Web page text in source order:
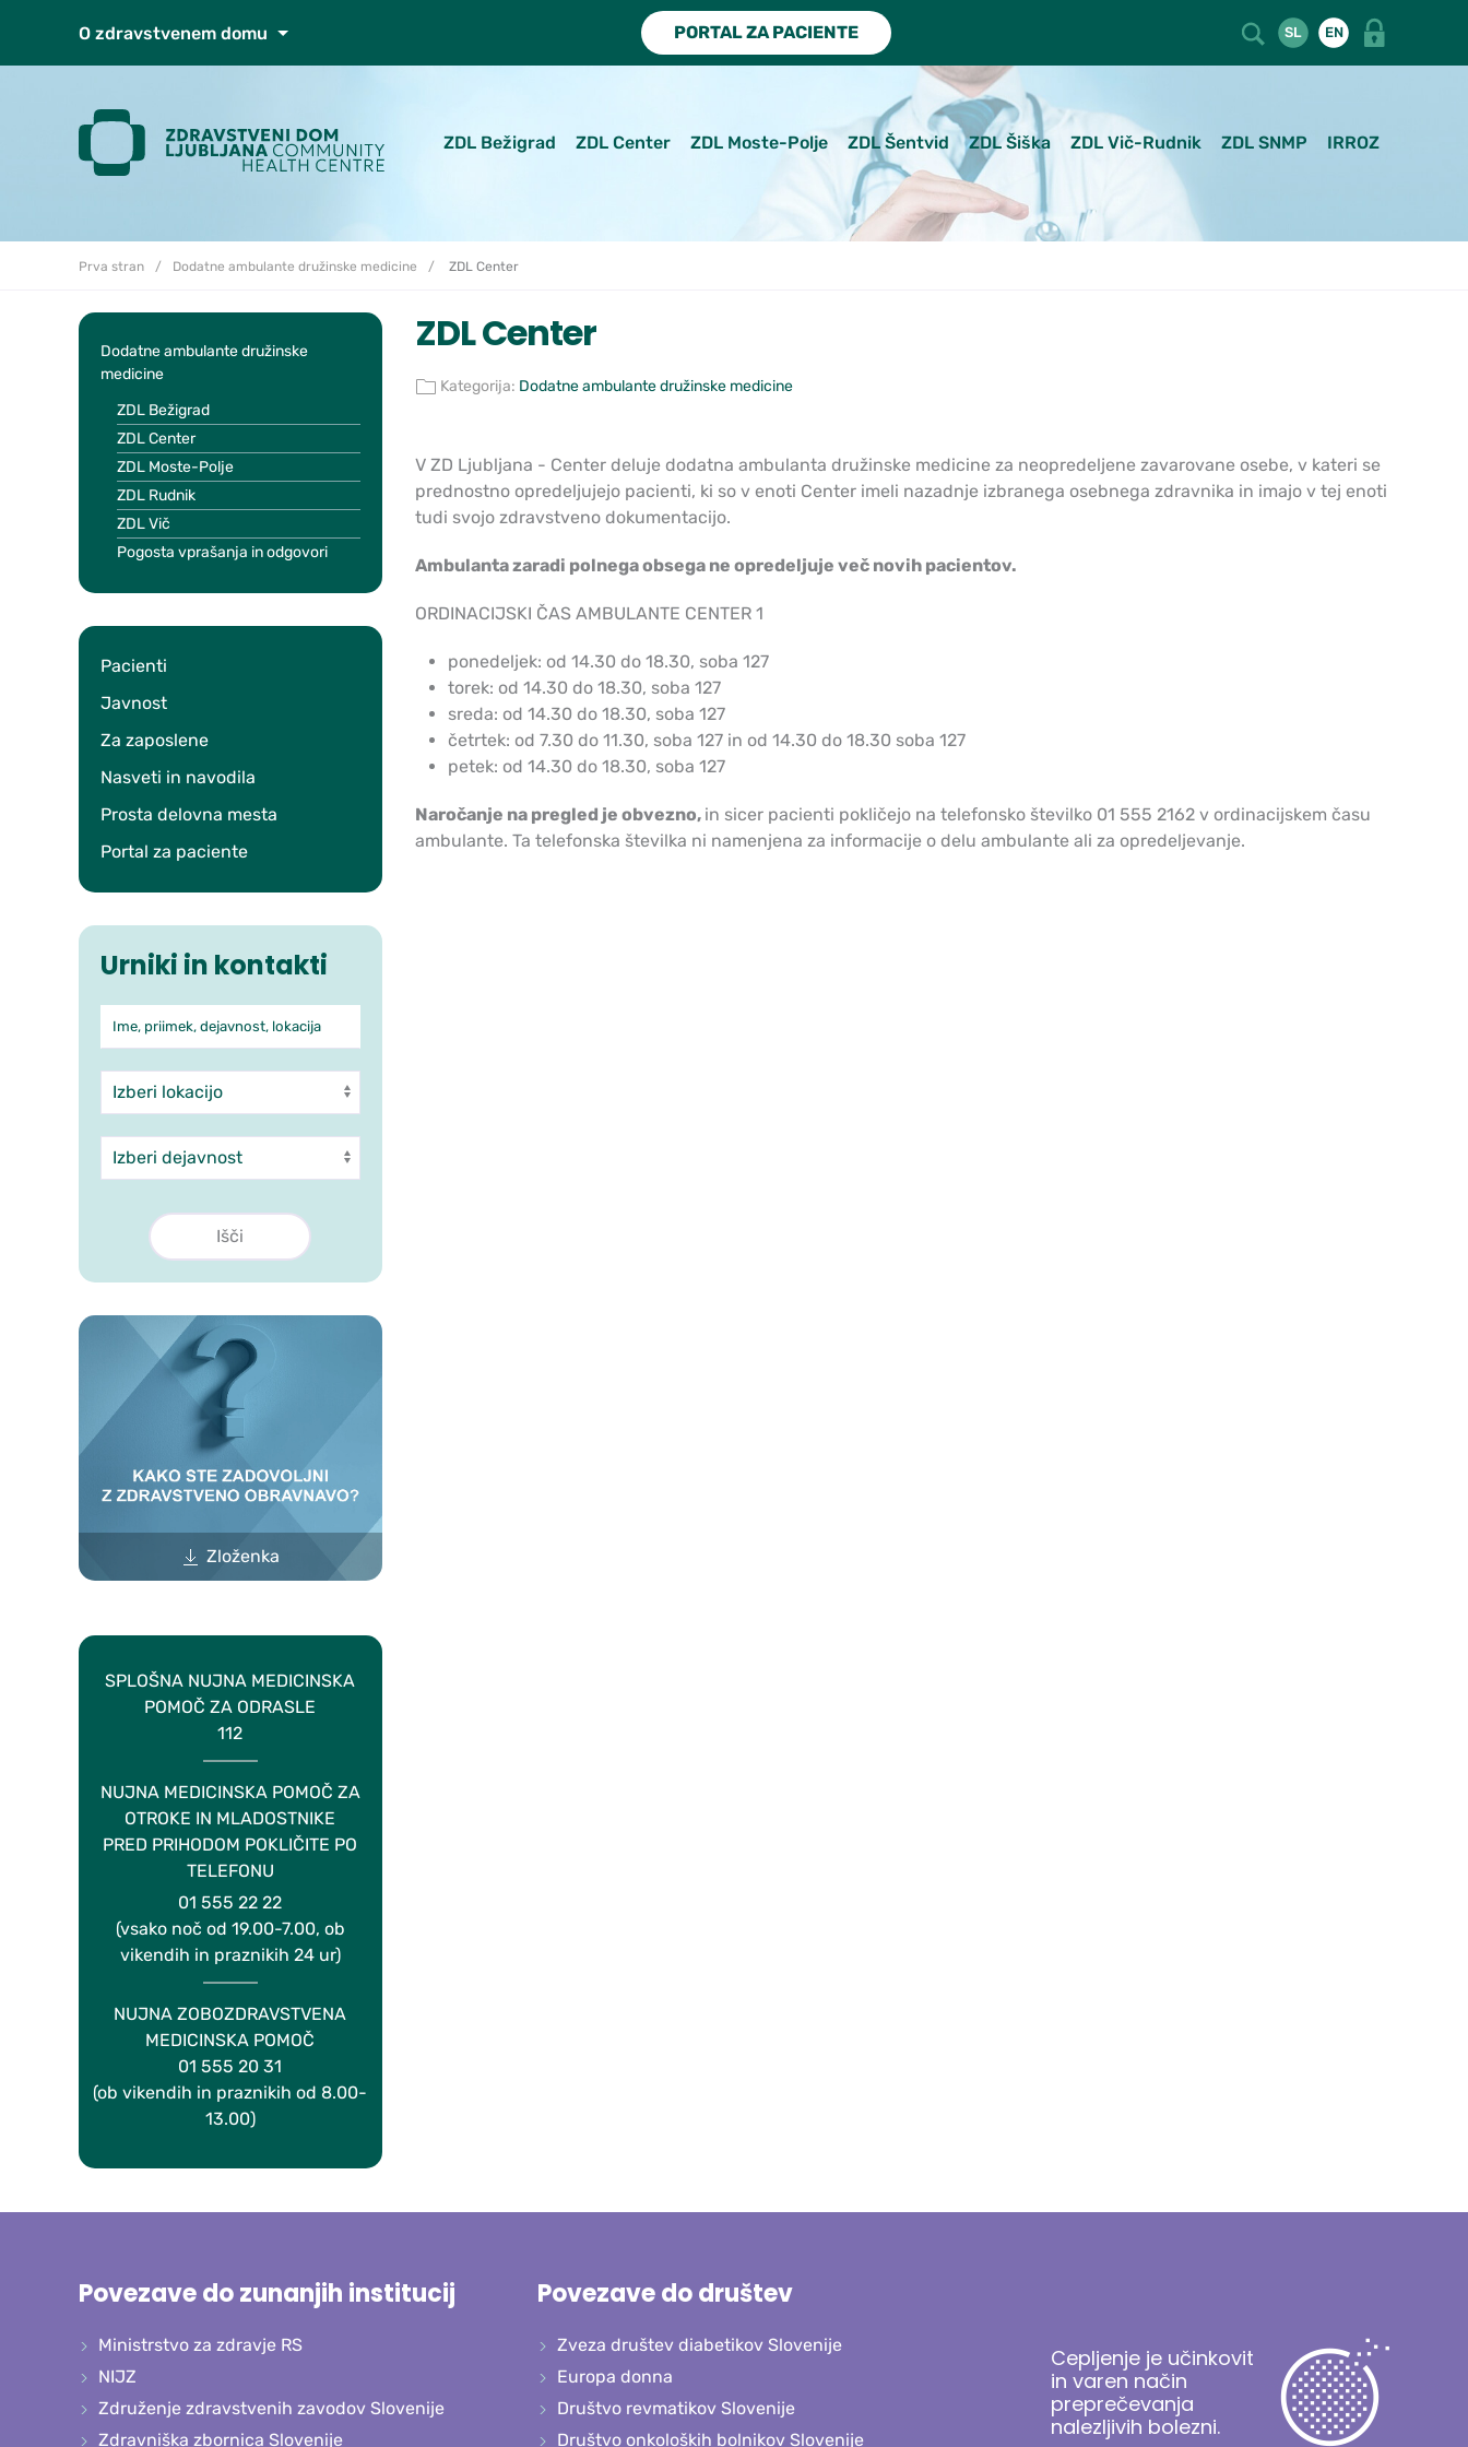
O zdravstvenem domu
PORTAL ZA PACIENTE SL EN
ZDL Bežigrad ZDL Center ZDL Moste-Polje ZDL Šentvid ZDL Šiška ZDL Vič-Rudnik ZDL SNMP IRROZ
Prva stran Dodatne ambulante družinske medicine ZDL Center
Dodatne ambulante družinske
medicine
ZDL Bežigrad
ZDL Center
ZDL Moste-Polje
ZDL Rudnik
ZDL Vič
Pogosta vprašanja in odgovori
Pacienti
Javnost
Za zaposlene
Nasveti in navodila
Prosta delovna mesta
Portal za paciente
Urniki in kontakti
Iskanje po ambulantah in zdravnikih
Ime, priimek, dejavnost, lokacija
Enota
Dejavnost
Zloženka
SPLOŠNA NUJNA MEDICINSKA
POMOČ ZA ODRASLE
112
NUJNA MEDICINSKA POMOČ ZA
OTROKE IN MLADOSTNIKE
PRED PRIHODOM POKLIČITE PO
TELEFONU
01 555 22 22
(vsako noč od 19.00-7.00, ob
vikendih in praznikih 24 ur)
NUJNA ZOBOZDRAVSTVENA
MEDICINSKA POMOČ
01 555 20 31
(ob vikendih in praznikih od 8.00-
13.00)
ZDL Center
Kategorija: Dodatne ambulante družinske medicine
V ZD Ljubljana - Center deluje dodatna ambulanta družinske medicine za neopredeljene zavarovane osebe, v kateri se
prednostno opredeljujejo pacienti, ki so v enoti Center imeli nazadnje izbranega osebnega zdravnika in imajo v tej enoti
tudi svojo zdravstveno dokumentacijo.
Ambulanta zaradi polnega obsega ne opredeljuje več novih pacientov.
ORDINACIJSKI ČAS AMBULANTE CENTER 1
ponedeljek: od 14.30 do 18.30, soba 127
torek: od 14.30 do 18.30, soba 127
sreda: od 14.30 do 18.30, soba 127
četrtek: od 7.30 do 11.30, soba 127 in od 14.30 do 18.30 soba 127
petek: od 14.30 do 18.30, soba 127
Naročanje na pregled je obvezno, in sicer pacienti pokličejo na telefonsko številko 01 555 2162 v ordinacijskem času
ambulante. Ta telefonska številka ni namenjena za informacije o delu ambulante ali za opredeljevanje.
Povezave do zunanjih institucij
Ministrstvo za zdravje RS
NIJZ
Združenje zdravstvenih zavodov Slovenije
Zdravniška zbornica Slovenije
Povezave do društev
Zveza društev diabetikov Slovenije
Europa donna
Društvo revmatikov Slovenije
Društvo onkoloških bolnikov Slovenije
Cepljenje je učinkovit
in varen način
preprečevanja
nalezljivih bolezni.